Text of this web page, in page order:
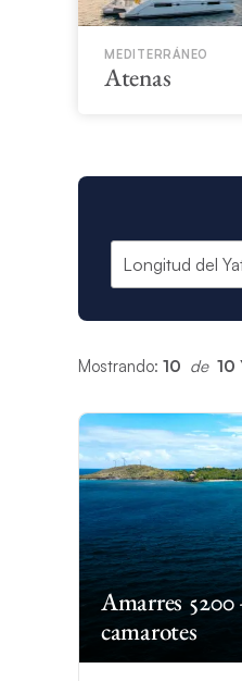
MEDITERRÁNEO
Atenas
Mostrando: 10 de 10
Amarres
camarotes